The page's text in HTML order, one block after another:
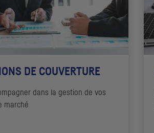
DE COUVERTURE
dans la gestion de vos
marché